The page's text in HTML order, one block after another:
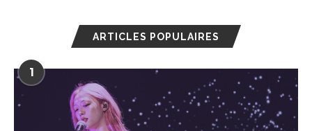
ARTICLES POPULAIRES
1